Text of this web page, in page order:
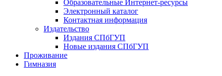
Образовательные Интернет-ресурсы
Электронный каталог
Контактная информация
Издательство
Издания СПбГУП
Новые издания СПбГУП
Проживание
Гимназия